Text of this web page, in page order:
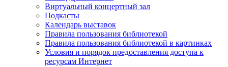
Виртуальный концертный зал
Подкасты
Календарь выставок
Правила пользования библиотекой
Правила пользования библиотекой в картинках
Условия и порядок предоставления доступа к
ресурсам Интернет